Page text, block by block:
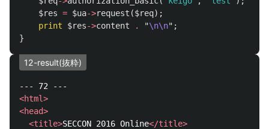
$res = $ua->request ($req);
print
$res->content . "\n\n";
}
12-result(抜粋)
<html>
<head>
<title>SECCON 2016 Online</title>